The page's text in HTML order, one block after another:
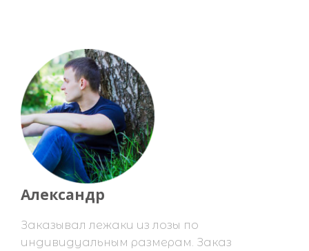
Александр
Заказывал лежаки из лозы по
индивидуальным размерам. Заказ